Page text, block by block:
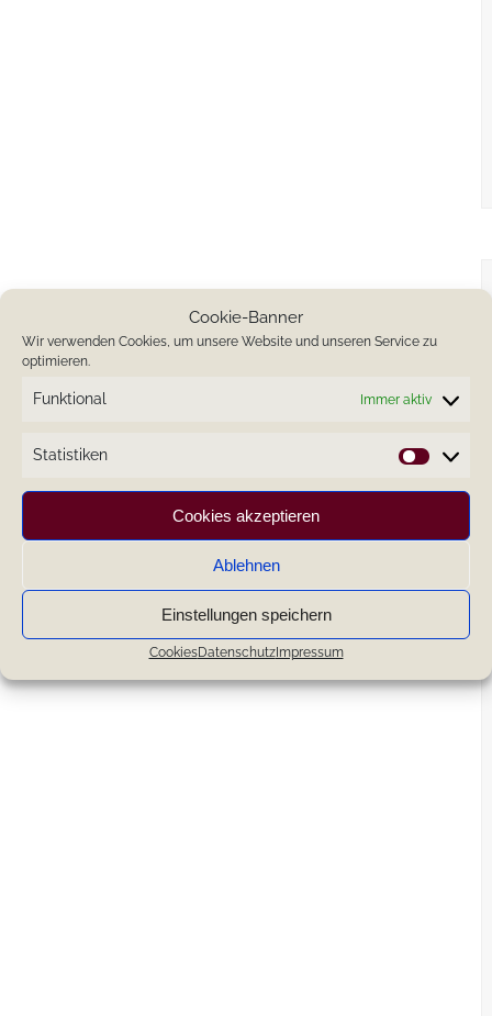
Cookie-Banner
Wir verwenden Cookies, um unsere Website und unseren Service zu
optimieren.
Funktional Immer aktiv
Statistiken
Cookies akzeptieren
Ablehnen
Einstellungen speichern
CookiesDatenschutzImpressum